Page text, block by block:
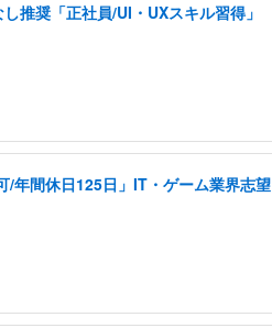
推奨「正社員/UI・UXスキル習得」
/年間休日125日」IT・ゲーム業界志望